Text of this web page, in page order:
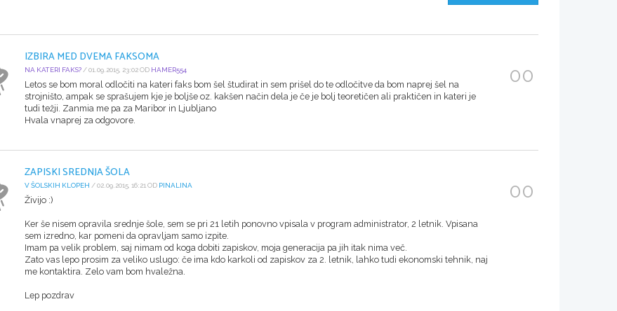
IZBIRA MED DVEMA FAKSOMA
NA KATERI FAKS? / 01.09.2015, 23:02 OD HAMER554
Letos se bom moral odločiti na kateri faks bom šel študirat in sem prišel do te odločitve da bom naprej šel na
strojništo, ampak se sprašujem kje je boljše oz. kakšen način dela je če je bolj teoretičen ali praktičen in kateri je
tudi težji. Zanmia me pa za Maribor in Ljubljano
Hvala vnaprej za odgovore.
00
ZAPISKI SREDNJA ŠOLA
V ŠOLSKIH KLOPEH / 02.09.2015, 16:21 OD PINALINA
Živijo :)
Ker še nisem opravila srednje šole, sem se pri 21 letih ponovno vpisala v program administrator, 2 letnik. Vpisana
sem izredno, kar pomeni da opravljam samo izpite.
Imam pa velik problem, saj nimam od koga dobiti zapiskov, moja generacija pa jih itak nima več.
Zato vas lepo prosim za veliko uslugo: če ima kdo karkoli od zapiskov za 2. letnik, lahko tudi ekonomski tehnik, naj
me kontaktira. Zelo vam bom hvaležna.
Lep pozdrav
00